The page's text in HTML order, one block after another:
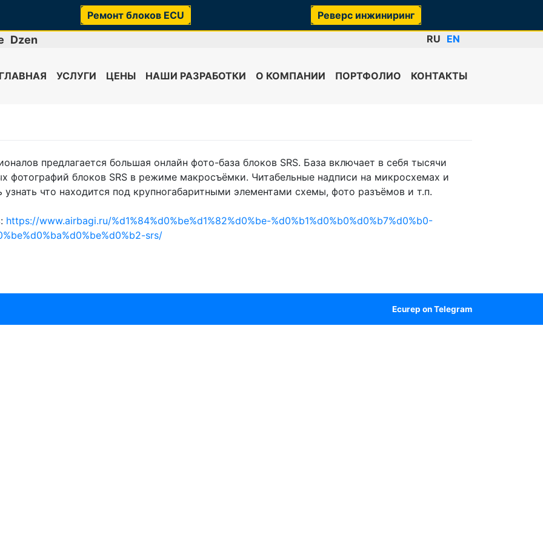
Ремонт блоков ECU
Реверс инжиниринг
Dzen RU EN
ГЛАВНАЯ УСЛУГИ ЦЕНЫ НАШИ РАЗРАБОТКИ О КОМПАНИИ ПОРТФОЛИО КОНТАКТЫ
предлагается большая онлайн фото-база блоков SRS. База включает в себя тысячи
фотографий блоков SRS в режиме макросъёмки. Читабельные надписи на микросхемах и
узнать что находится под крупногабаритными элементами схемы, фото разъёмов и т.п.
https://www.airbagi.ru/%d1%84%d0%be%d1%82%d0%be-%d0%b1%d0%b0%d0%b7%d0%b0-
srs/
Ecurep on Telegram